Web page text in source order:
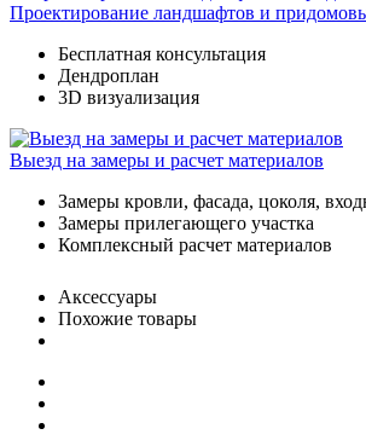
Проектирование ландшафтов и
Бесплатная консультация
Дендроплан
3D визуализация
Выезд на замеры и расчет материалов
Замеры кровли, фасада, цоколя,
Замеры прилегающего участка
Комплексный расчет материалов
Аксессуары
Похожие товары